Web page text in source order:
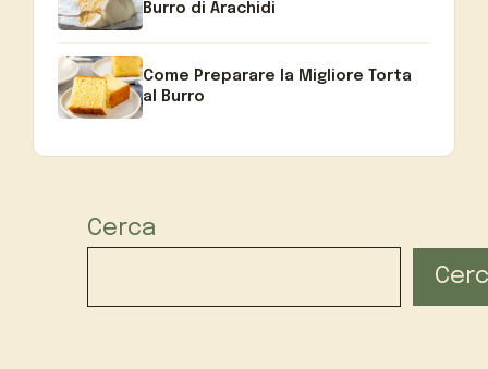
Burro di Arachidi
Come Preparare la Migliore Torta
al Burro
Cerca